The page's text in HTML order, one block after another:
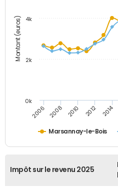
Montant (euros)
Marsannay-le-Bois
2006 2008 2010 2012 2014
0k
2k
4k
Impôt sur le revenu 2025